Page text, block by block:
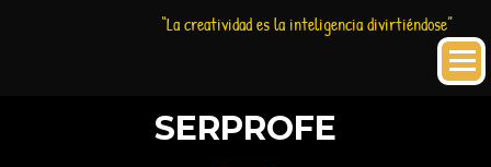
“La creatividad es la inteligencia divirtiéndose”
SERPROFE